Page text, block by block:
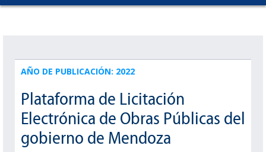
AÑO DE PUBLICACIÓN: 2022
Plataforma de Licitación
Electrónica de Obras Públicas del
gobierno de Mendoza